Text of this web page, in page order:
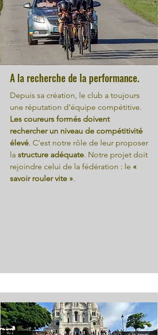
A la recherche de la performance.
Depuis sa création, le club a toujours
une réputation d’équipe compétitive.
Les coureurs formés doivent
rechercher un niveau de compétitivité
élevé. C’est notre rôle de leur proposer
la structure adéquate. Notre projet doit
rejoindre celui de la fédération : le «
savoir rouler vite ».